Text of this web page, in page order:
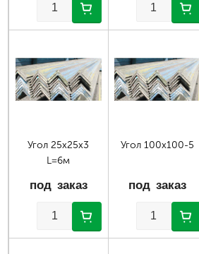
Угол 25х25х3
L=6м
под заказ
Угол 100х100-5
под заказ